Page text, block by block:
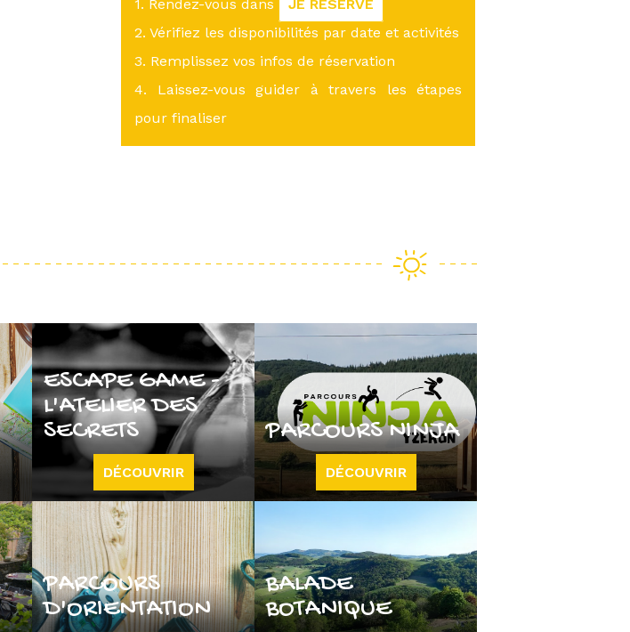
1. Rendez-vous dans
JE RÉSERVE
2. Vérifiez les disponibilités par date et activités
3. Remplissez vos infos de réservation
4. Laissez-vous guider à travers les étapes
pour finaliser
ESCAPE GAME -
L'ATELIER DES
SECRETS
DÉCOUVRIR
PARCOURS NINJA
DÉCOUVRIR
PARCOURS
D'ORIENTATION
BALADE
BOTANIQUE